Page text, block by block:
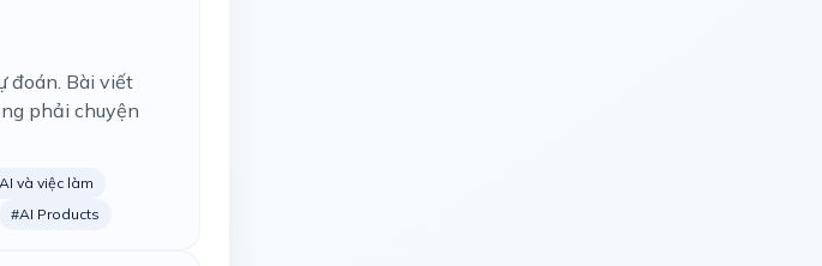
đoán. Bài viết
phải chuyện
và việc làm
#AI Products